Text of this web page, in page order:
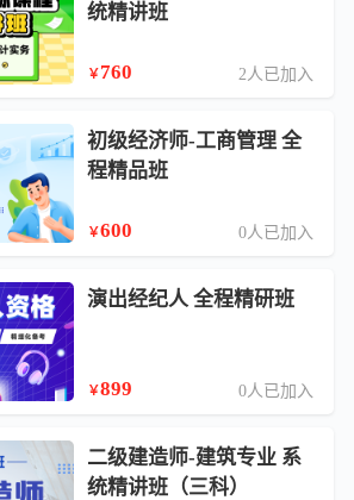
统精讲班
￥760 2人已加入
初级经济师-工商管理 全
程精品班
￥600 0人已加入
演出经纪人 全程精研班
￥899 0人已加入
二级建造师-建筑专业 系
统精讲班（三科）